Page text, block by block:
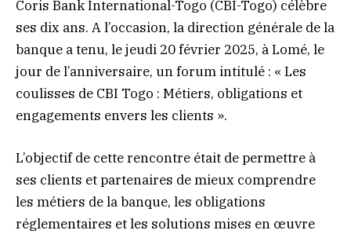
Coris Bank International-Togo (CBI-Togo) célèbre
ses dix ans. A l’occasion, la direction générale de la
banque a tenu, le jeudi 20 février 2025, à Lomé, le
jour de l’anniversaire, un forum intitulé : « Les
coulisses de CBI Togo : Métiers, obligations et
engagements envers les clients ».
L’objectif de cette rencontre était de permettre à
ses clients et partenaires de mieux comprendre
les métiers de la banque, les obligations
réglementaires et les solutions mises en œuvre